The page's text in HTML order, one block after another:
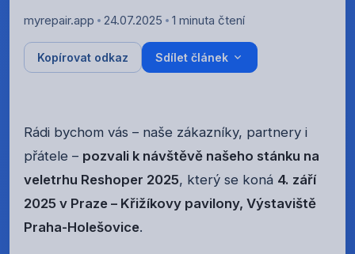
myrepair.app 24.07.2025 1 minuta čtení
Kopírovat odkaz Sdílet článek
Rádi bychom vás – naše zákazníky, partnery i
přátele – pozvali k návštěvě našeho stánku na
veletrhu Reshoper 2025, který se koná 4. září
2025 v Praze – Křižíkovy pavilony, Výstaviště
Praha-Holešovice.